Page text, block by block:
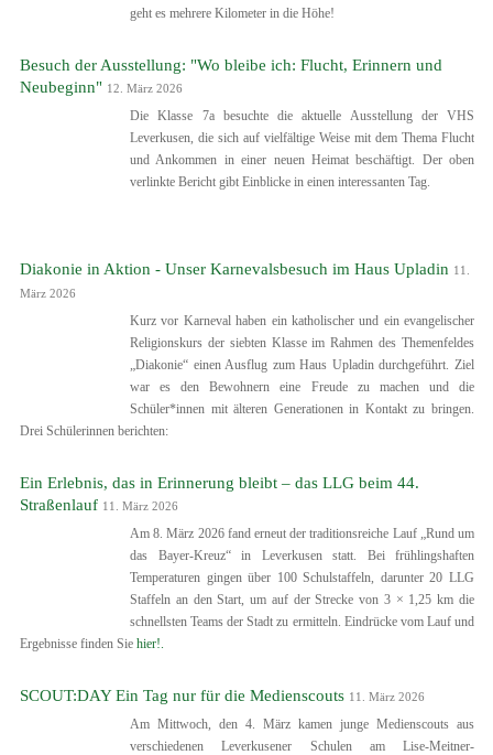
geht es mehrere Kilometer in die Höhe!
Besuch der Ausstellung: "Wo bleibe ich: Flucht, Erinnern und
Neubeginn" 12. März 2026
Die Klasse 7a besuchte die aktuelle Ausstellung der VHS
Leverkusen, die sich auf vielfältige Weise mit dem Thema Flucht
und Ankommen in einer neuen Heimat beschäftigt. Der oben
verlinkte Bericht gibt Einblicke in einen interessanten Tag.
Diakonie in Aktion - Unser Karnevalsbesuch im Haus Upladin 11.
März 2026
Kurz vor Karneval haben ein katholischer und ein evangelischer
Religionskurs der siebten Klasse im Rahmen des Themenfeldes
„Diakonie“ einen Ausflug zum Haus Upladin durchgeführt. Ziel
war es den Bewohnern eine Freude zu machen und die
Schüler*innen mit älteren Generationen in Kontakt zu bringen.
Drei Schülerinnen berichten:
Ein Erlebnis, das in Erinnerung bleibt – das LLG beim 44.
Straßenlauf 11. März 2026
Am 8. März 2026 fand erneut der traditionsreiche Lauf „Rund um
das Bayer-Kreuz“ in Leverkusen statt. Bei frühlingshaften
Temperaturen gingen über 100 Schulstaffeln, darunter 20 LLG
Staffeln an den Start, um auf der Strecke von 3 × 1,25 km die
schnellsten Teams der Stadt zu ermitteln. Eindrücke vom Lauf und
Ergebnisse finden Sie hier!.
SCOUT:DAY Ein Tag nur für die Medienscouts 11. März 2026
Am Mittwoch, den 4. März kamen junge Medienscouts aus
verschiedenen Leverkusener Schulen am Lise-Meitner-